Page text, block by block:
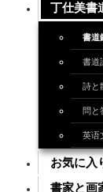
丁仕美書
書道
書道
詩と
問と
英语
お気に入
書家と画